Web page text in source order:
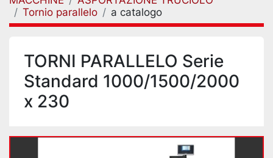
Tornio parallelo
a catalogo
TORNI PARALLELO Serie
Standard 1000/1500/2000
x 230